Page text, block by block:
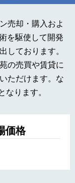
売却・購入およ
を駆使して開発
しております。
の売買や賃貸に
ただけます。な
なります。
価格